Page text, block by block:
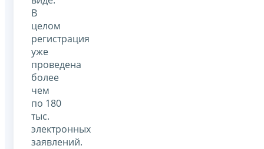
В
целом
регистрация
уже
проведена
более
чем
по 180
тыс.
электронных
заявлений.